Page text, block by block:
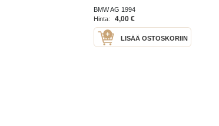
BMW AG 1994
Hinta:
4,00 €
LISÄÄ OSTOSKORIIN